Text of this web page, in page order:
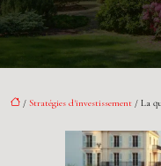
/ Stratégies d'investissement / La